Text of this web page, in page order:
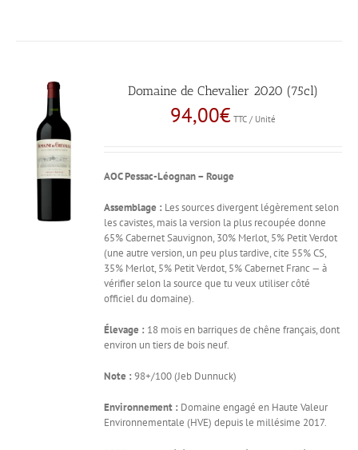
Domaine de Chevalier 2020 (75cl)
94,00€ TTC / Unité
AOC Pessac-Léognan – Rouge
Assemblage : Les sources divergent légèrement selon
les cavistes, mais la version la plus recoupée donne
65% Cabernet Sauvignon, 30% Merlot, 5% Petit Verdot
(une autre version, un peu plus tardive, cite 55% CS,
35% Merlot, 5% Petit Verdot, 5% Cabernet Franc — à
vérifier selon la source que tu veux utiliser côté
officiel du domaine).
Élevage : 18 mois en barriques de chêne français, dont
environ un tiers de bois neuf.
Note : 98+/100 (Jeb Dunnuck)
Environnement : Domaine engagé en Haute Valeur
Environnementale (HVE) depuis le millésime 2017.